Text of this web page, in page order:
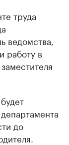
труда
ведомства,
работу в
до